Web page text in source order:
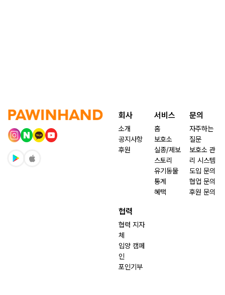
회사
소개
공지사항
후원
서비스
홈
보호소
실종/제보
스토리
유기동물
통계
혜택
문의
자주하는
질문
보호소 관
리 시스템
도입 문의
협업 문의
후원 문의
협력
협력 지자
체
입양 캠페
인
포인기부